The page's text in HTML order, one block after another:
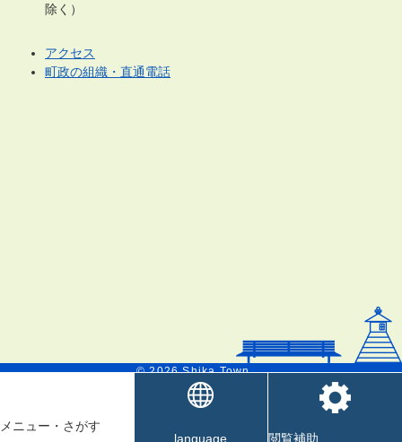
メニュー ・ さがす
language
閲覧補助
除く）
アクセス
町政の組織・直通電話
© 2026 Shika Town.